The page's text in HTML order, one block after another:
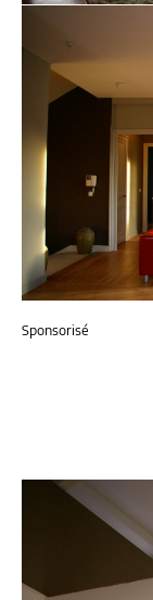
Sponsorisé